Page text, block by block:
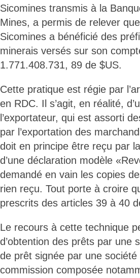
Sicomines transmis à la
Mines, a permis de relever
Sicomines a bénéficié des
minerais versés sur son
1.771.408.731, 89 de $US.
Cette pratique est régie par
en RDC. Il s’agit, en réalité,
l’exportateur, qui est assorti
par l’exportation des
doit en principe être reçu par
d’une déclaration modèle
demandé en vain les copies
rien reçu. Tout porte à croire
prescrits des articles 39 à 40
Le recours à cette technique
d’obtention des prêts par une
de prêt signée par une
commission composée